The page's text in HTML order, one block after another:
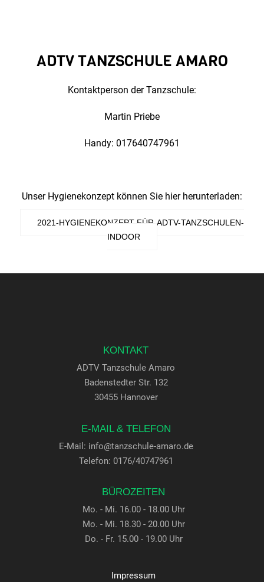
ADTV TANZSCHULE AMARO
Kontaktperson der Tanzschule:
Martin Priebe
Handy: 017640747961
Unser Hygienekonzept können Sie hier herunterladen:
2021-HYGIENEKONZEPT-FÜR-ADTV-TANZSCHULEN-
INDOOR
KONTAKT
ADTV Tanzschule Amaro
Badenstedter Str. 132
30455 Hannover
E-MAIL & TELEFON
E-Mail: info@tanzschule-amaro.de
Telefon: 0176/40747961
BÜROZEITEN
Mo. - Mi. 16.00 - 18.00 Uhr
Mo. - Mi. 18.30 - 20.00 Uhr
Do. - Fr. 15.00 - 19.00 Uhr
Impressum